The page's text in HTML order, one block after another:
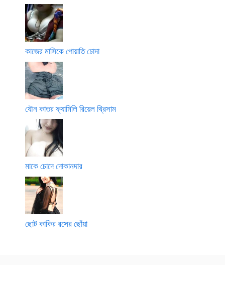
কাজের মাসিকে পোয়াতি চোদা
যৌন কাতর ফ্যামিলি রিয়েল থ্রিসাম
মাকে চোদে দোকানদার
ছোট কাকির রসের ছোঁয়া